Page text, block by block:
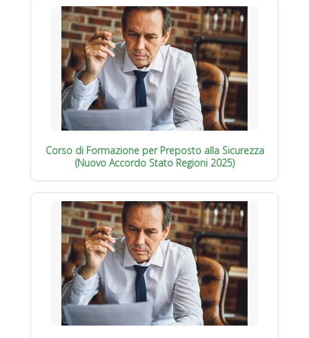
Corso di Formazione per Preposto alla Sicurezza
(Nuovo Accordo Stato Regioni 2025)